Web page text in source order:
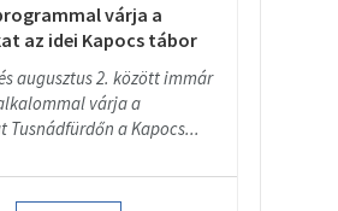
várja a
az idei Kapocs tábor
augusztus 2. között immár
várja a
Tusnádfürdőn a Kapocs...